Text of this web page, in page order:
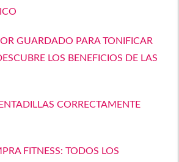
GUARDADO PARA TONIFICAR
LOS BENEFICIOS DE LAS
CORRECTAMENTE
FITNESS: TODOS LOS